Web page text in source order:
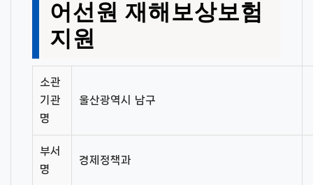
어선원 재해보상보험
지원
소관
기관
명
울산광역시 남구
부서
명
경제정책과